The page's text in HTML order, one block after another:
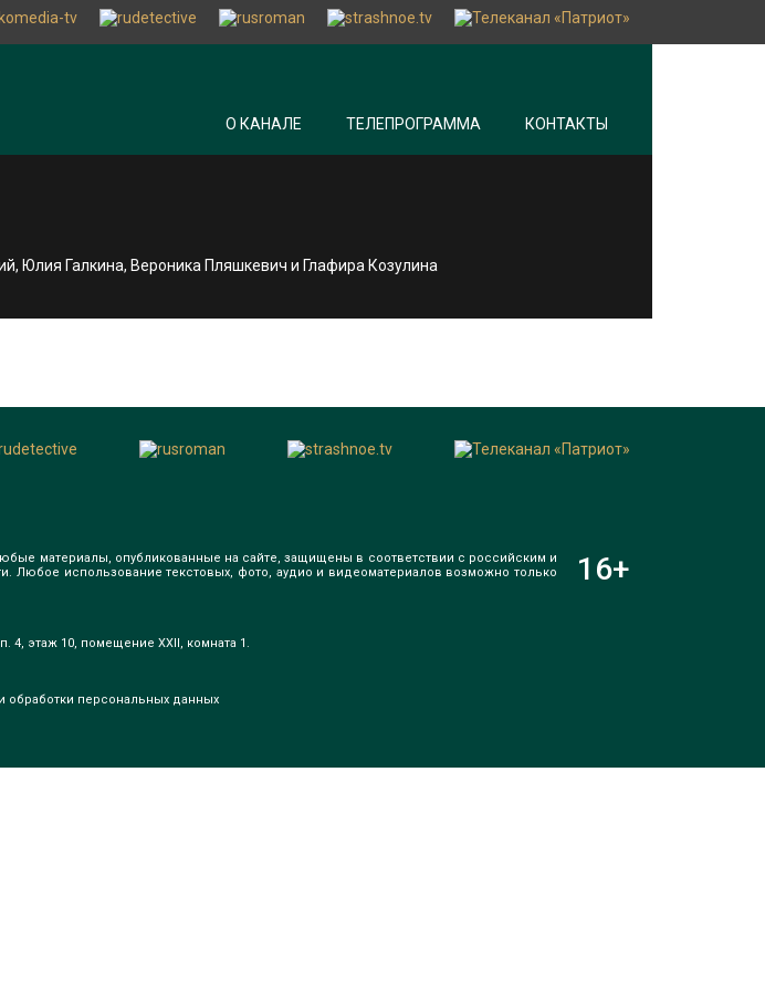
О КАНАЛЕ ТЕЛЕПРОГРАММА КОНТАКТЫ
Юлия Галкина, Вероника Пляшкевич и Глафира Козулина
материалы, опубликованные на сайте, защищены в соответствии с российским и
Любое использование текстовых, фото, аудио и видеоматериалов возможно только
4, этаж 10, помещение XXII, комната 1.
обработки персональных данных
16+